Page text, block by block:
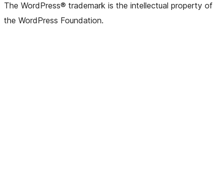
The WordPress® trademark is the intellectual property of
the WordPress Foundation.